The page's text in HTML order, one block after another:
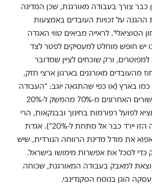
כבר צורך בעבודה מאורגנת, שכן המדינה
על זכויות העובדים באמצעות
הסוציאלי". לראייה מביאים טווי האגדה
יש חופש מוחלט למעסיקים לפטר לצד
למפוטרים, ורק שוכחים לציין שמדובר
בה 80 אחוז מהעובדים מאורגנים בארגון ארצי חזק,
33 אחוז, כמו בארץ (או כפי שהתגאה יוגב: "העבודה
המאורגנת ירדה בעשורים האחרונים מ-70% מהמשק ל-20%
לפועל רפורמות בחינוך ובבנקאות, הרי
שחלקה של העבודה הזו יירד כבר אל מתחת ל-20%"). אגדת
את מודל מדינת הרווחה הנורדית, שיש
כדי לסכל את אפשרות מימושו בישראל.
למאבק בעבודה המאורגנת, שכוחה
הוגן בנוסח הסקנדינבי.